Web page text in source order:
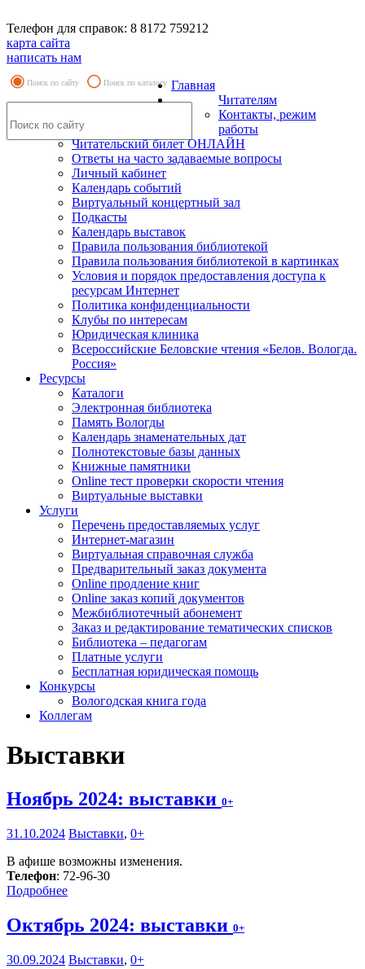
Телефон для справок: 8 8172 759212
карта сайта
написать нам
Поиск по сайту Поиск по каталогу Главная
Читателям
Контакты, режим
работы
Читательский билет ОНЛАЙН
Ответы на часто задаваемые вопросы
Личный кабинет
Календарь событий
Виртуальный концертный зал
Подкасты
Календарь выставок
Правила пользования библиотекой
Правила пользования библиотекой в картинках
Условия и порядок предоставления доступа к
ресурсам Интернет
Политика конфиденциальности
Клубы по интересам
Юридическая клиника
Всероссийские Беловские чтения «Белов. Вологда.
Россия»
Ресурсы
Каталоги
Электронная библиотека
Память Вологды
Календарь знаменательных дат
Полнотекстовые базы данных
Книжные памятники
Online тест проверки скорости чтения
Виртуальные выставки
Услуги
Перечень предоставляемых услуг
Интернет-магазин
Виртуальная справочная служба
Предварительный заказ документа
Online продление книг
Online заказ копий документов
Межбиблиотечный абонемент
Заказ и редактирование тематических списков
Библиотека – педагогам
Платные услуги
Бесплатная юридическая помощь
Конкурсы
Вологодская книга года
Коллегам
Выставки
Ноябрь 2024: выставки 0+
31.10.2024 Выставки, 0+
В афише возможны изменения.
Телефон: 72-96-30
Подробнее
Октябрь 2024: выставки 0+
30.09.2024 Выставки, 0+